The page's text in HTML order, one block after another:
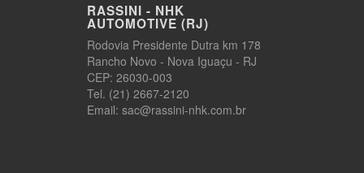
RASSINI - NHK
AUTOMOTIVE (RJ)
Rodovia Presidente Dutra km 178
Rancho Novo - Nova Iguaçu - RJ
CEP: 26030-003
Tel. (21) 2667-2120
Email: sac@rassini-nhk.com.br